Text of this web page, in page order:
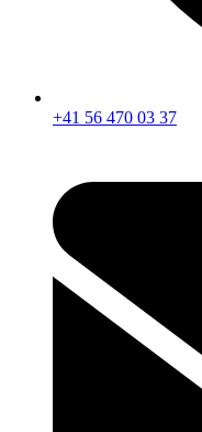
+41 56 470 03 37